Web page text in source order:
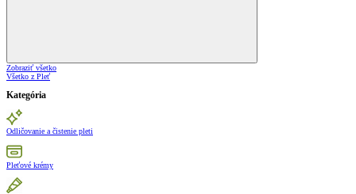
Zobraziť všetko
Všetko z Pleť
Kategória
Odličovanie a čistenie pleti
Pleťové krémy